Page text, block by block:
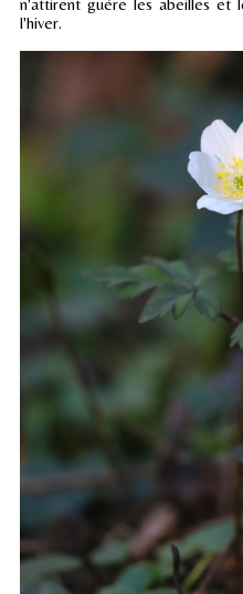
n'attirent guère les abeilles et
l'hiver.